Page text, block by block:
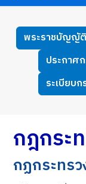
พระราชบัญญั
ประกาศ
ระเบียบ
กฎกระ
กฏกระทร